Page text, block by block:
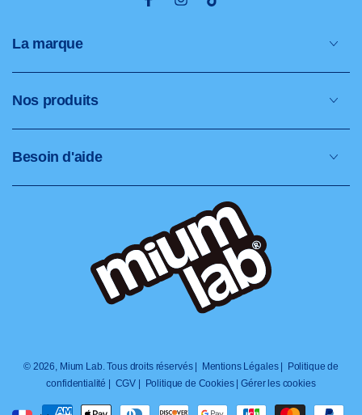
La marque
Nos produits
Besoin d'aide
FacebookInstagramTikTok
© 2026, Mium Lab. Tous droits réservés | Mentions Légales |
Politique de
confidentialité |
CGV | Politique de Cookies |Gérer les cookies